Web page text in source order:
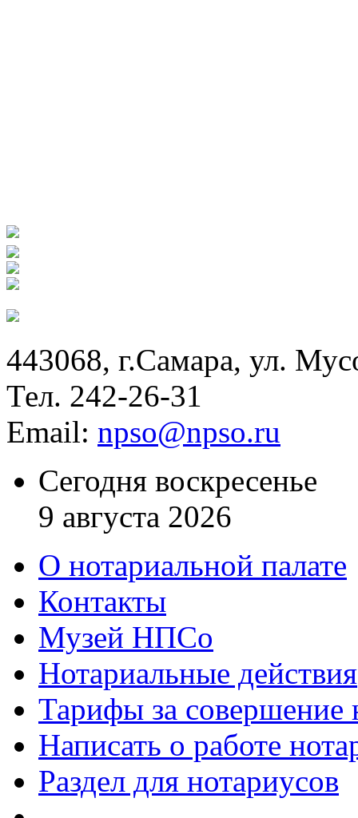
443068, г.Самара, ул.
Тел. 242-26-31
Email: npso@npso.ru
Сегодня воскресенье
9 августа 2026
О нотариальной палате
Контакты
Музей НПСо
Нотариальные действия
Тарифы за совершение
Написать о работе
Раздел для нотариусов